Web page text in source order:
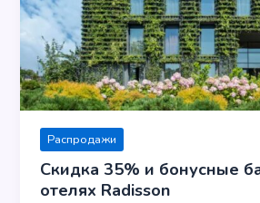
Распродажи
Скидка 35% и бонусные
отелях Radisson